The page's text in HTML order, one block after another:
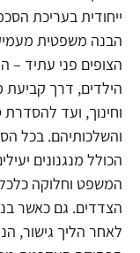
ייחודית בעריכת
הבנה משפטית
הצופים פני עתיד –
הילדים, דרך קביעת
וחינוך, ועד להסדרת
והשלכותיהם. בכל
הכולל מנגנונים
המשפט וחלוקה
הצדדים. גם כאשר
לאחר הליך גישור,